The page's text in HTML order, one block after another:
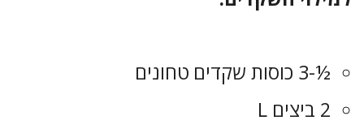
½-3 כוסות שקדים טחונים
2 ביצים L